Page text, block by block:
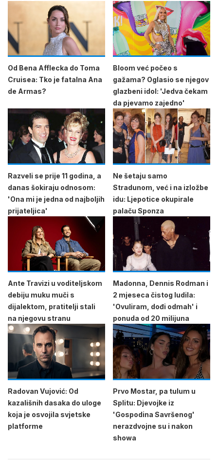
Od Bena Afflecka do Toma
Cruisea: Tko je fatalna Ana
de Armas?
Bloom već počeo s
gažama? Oglasio se njegov
glazbeni idol: 'Jedva čekam
da pjevamo zajedno'
Razveli se prije 11 godina, a
danas šokiraju odnosom:
'Ona mi je jedna od najboljih
prijateljica'
Ne šetaju samo
Stradunom, već i na izložbe
idu: Ljepotice okupirale
palaču Sponza
Ante Travizi u voditeljskom
debiju muku muči s
dijalektom, pratitelji stali
na njegovu stranu
Madonna, Dennis Rodman i
2 mjeseca čistog ludila:
'Ovuliram, dođi odmah' i
ponuda od 20 milijuna
Radovan Vujović: Od
kazališnih dasaka do uloge
koja je osvojila svjetske
platforme
Prvo Mostar, pa tulum u
Splitu: Djevojke iz
'Gospodina Savršenog'
nerazdvojne su i nakon
showa